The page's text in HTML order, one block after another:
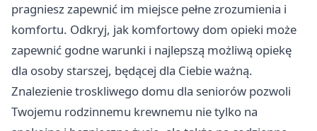
pragniesz zapewnić im miejsce pełne zrozumienia i
komfortu. Odkryj, jak komfortowy dom opieki może
zapewnić godne warunki i najlepszą możliwą opiekę
dla osoby starszej, będącej dla Ciebie ważną.
Znalezienie troskliwego domu dla seniorów pozwoli
Twojemu rodzinnemu krewnemu nie tylko na